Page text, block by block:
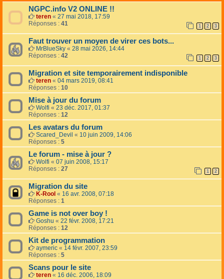
NGPC.info V2 ONLINE !!
teren « 27 mai 2018, 17:59
Réponses : 41 1 2 3
Faut trouver un moyen de virer ces bots...
MrBlueSky « 28 mai 2026, 14:44
Réponses : 42 1 2 3
Migration et site temporairement indisponible
teren « 04 mars 2019, 08:41
Réponses : 10
Mise à jour du forum
Wolfi « 23 déc. 2017, 01:37
Réponses : 12
Les avatars du forum
Scared_Devil « 10 juin 2009, 14:06
Réponses : 5
Le forum - mise à jour ?
Wolfi « 07 juin 2008, 15:17
Réponses : 27 1 2
Migration du site
K-Rool « 16 avr. 2008, 07:18
Réponses : 1
Game is not over boy !
Goshu « 22 févr. 2008, 17:21
Réponses : 12
Kit de programmation
aymeric « 14 févr. 2007, 23:59
Réponses : 5
Scans pour le site
teren « 16 déc. 2006, 18:09